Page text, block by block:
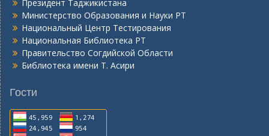
Президент Таджикистана
Министерство Образования и Науки РТ
Национальный Центр Тестирования
Национальная Библиотека РТ
Правительство Согдийской Области
Библиотека имени Т. Асири
Гости